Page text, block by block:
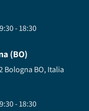
- 18:30
(BO)
Bologna BO, Italia
- 18:30